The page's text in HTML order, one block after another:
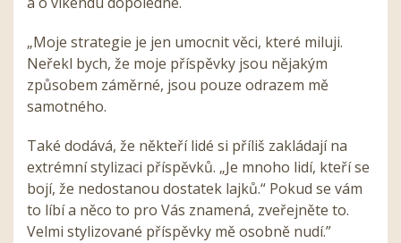
„Moje strategie je jen umocnit věci, které miluji.
Neřekl bych, že moje příspěvky jsou nějakým
způsobem záměrné, jsou pouze odrazem mě
samotného.
Také dodává, že někteří lidé si příliš zakládají na
extrémní stylizaci příspěvků. „Je mnoho lidí, kteří se
bojí, že nedostanou dostatek lajků.“ Pokud se vám
to líbí a něco to pro Vás znamená, zveřejněte to.
Velmi stylizované příspěvky mě osobně nudí.”